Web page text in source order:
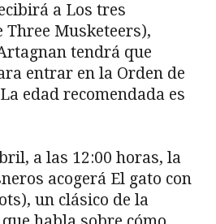
a Los tres
Three Musketeers),
tendrá que
entrar en la Orden de
edad recomendada es
a las 12:00 horas, la
acogerá El gato con
un clásico de la